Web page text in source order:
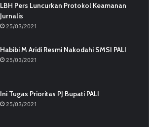
LBH Pers Luncurkan Protokol Keamanan
Jurnalis
25/03/2021
Habibi M Aridi Resmi Nakodahi SMSI PALI
25/03/2021
Ini Tugas Prioritas PJ Bupati PALI
25/03/2021